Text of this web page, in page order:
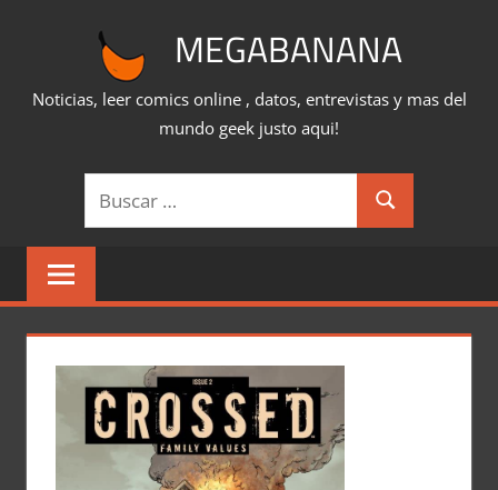
MEGABANANA
Noticias, leer comics online , datos, entrevistas y mas del
mundo geek justo aqui!
Buscar:
Buscar